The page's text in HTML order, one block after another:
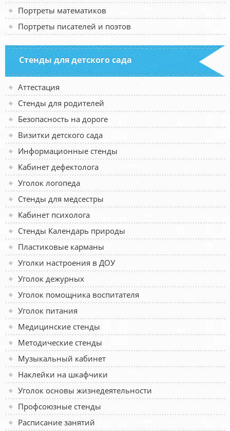
Портреты математиков
Портреты писателей и поэтов
Стенды для детского сада
Аттестация
Стенды для родителей
Безопасность на дороге
Визитки детского сада
Информационные стенды
Кабинет дефектолога
Уголок логопеда
Стенды для медсестры
Кабинет психолога
Стенды Календарь природы
Пластиковые карманы
Уголки настроения в ДОУ
Уголок дежурных
Уголок помощника воспитателя
Уголок питания
Медицинские стенды
Методические стенды
Музыкальный кабинет
Наклейки на шкафчики
Уголок основы жизнедеятельности
Профсоюзные стенды
Расписание занятий